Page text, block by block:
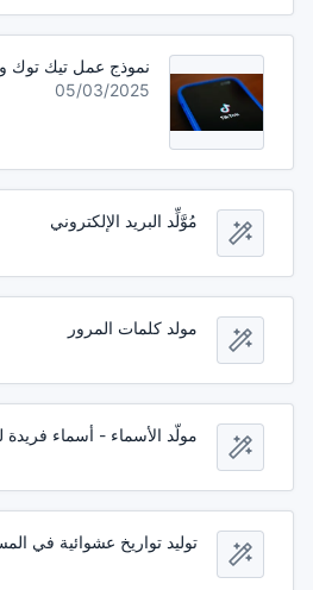
نموذج عمل تيك توك
05/03/2025
مُوَّلِّد البريد الإلكتروني
مولد كلمات المرور
مولّد الأسماء - أسماء
توليد تواريخ عشوائية في